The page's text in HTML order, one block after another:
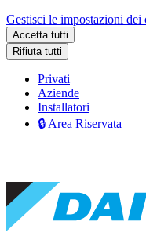
Gestisci le impostazioni dei
Accetta tutti
Rifiuta tutti
Privati
Aziende
Installatori
🔒 Area Riservata